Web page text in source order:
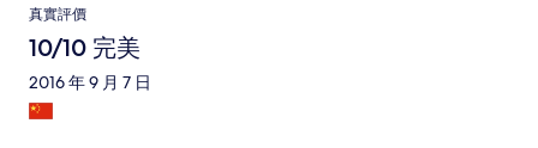
真實評價
10/10 完美
2016 年 9 月 7 日